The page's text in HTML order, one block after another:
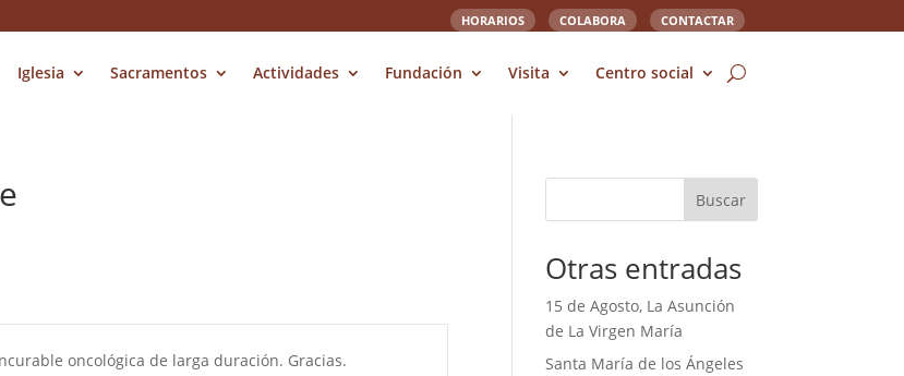
HORARIOS COLABORA CONTACTAR
Iglesia Sacramentos Actividades Fundación Visita Centro social
oncológica de larga duración. Gracias.
Buscar
Otras entradas
15 de Agosto, La Asunción
de La Virgen María
Santa María de los Ángeles